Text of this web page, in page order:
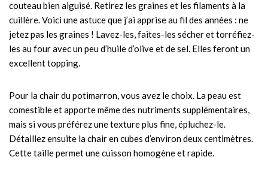
couteau bien aiguisé. Retirez les graines et les filaments à la
cuillère. Voici une astuce que j’ai apprise au fil des années : ne
jetez pas les graines ! Lavez-les, faites-les sécher et torréfiez-
les au four avec un peu d’huile d’olive et de sel. Elles feront un
excellent topping.
Pour la chair du potimarron, vous avez le choix. La peau est
comestible et apporte même des nutriments supplémentaires,
mais si vous préférez une texture plus fine, épluchez-le.
Détaillez ensuite la chair en cubes d’environ deux centimètres.
Cette taille permet une cuisson homogène et rapide.